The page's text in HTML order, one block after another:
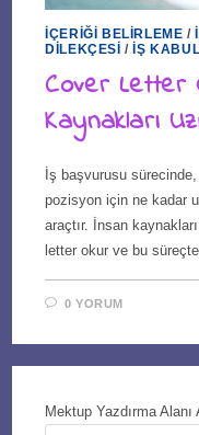
İÇERIĞI BELIRLEME /
DILEKÇESI / İŞ
Cover Letter
Kaynakları
İş başvurusu
pozisyon için ne kadar
araçtır. İnsan
letter okur ve bu
0 YORUM
Mektup Yazdırma Alanı